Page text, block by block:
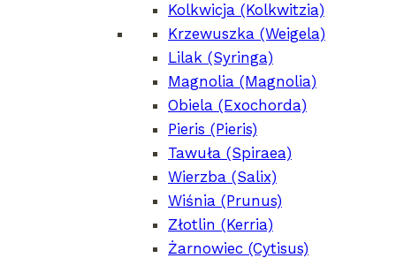
Kolkwicja (Kolkwitzia)
Krzewuszka (Weigela)
Lilak (Syringa)
Magnolia (Magnolia)
Obiela (Exochorda)
Pieris (Pieris)
Tawuła (Spiraea)
Wierzba (Salix)
Wiśnia (Prunus)
Złotlin (Kerria)
Żarnowiec (Cytisus)
Polityka prywatności
Clematis Źródło Dobrych Pnączy